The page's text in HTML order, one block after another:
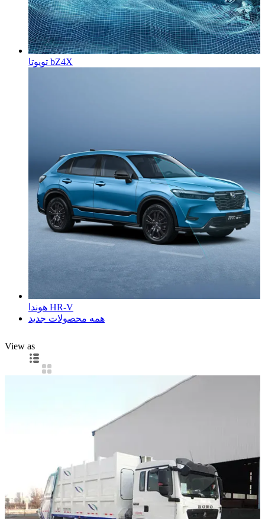
تویوتا bZ4X
هوندا HR-V
همه محصولات جدید
View as